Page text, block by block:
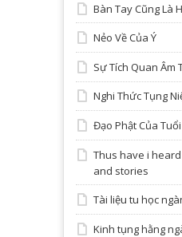
Bàn Tay Cũng Là
Nẻo Về Của Ý
Sự Tích Quan Âm
Nghi Thức Tụng
Đạo Phật Của
Thus have i
and stories
Tài liệu tu học
Kinh tụng hằng